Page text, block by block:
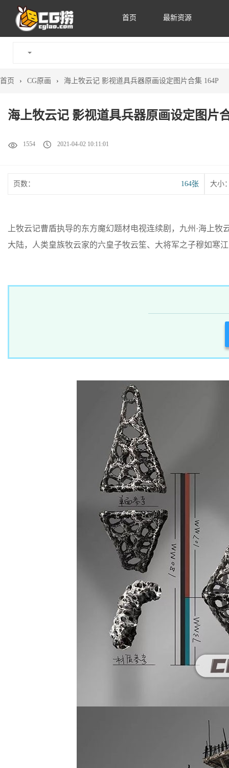
首页 最新资源
首页 › CG原画 › 海上牧云记 影视道具兵器原画设定图片合集 164P
海上牧云记 影视道具兵器原画设定图片
1554 2021-04-02 10:11:01
页数： 164张 大小
上牧云记曹盾执导的东方魔幻题材电视连续剧，九州·海上
大陆，人类皇族牧云家的六皇子牧云笙、大将军之子穆如寒